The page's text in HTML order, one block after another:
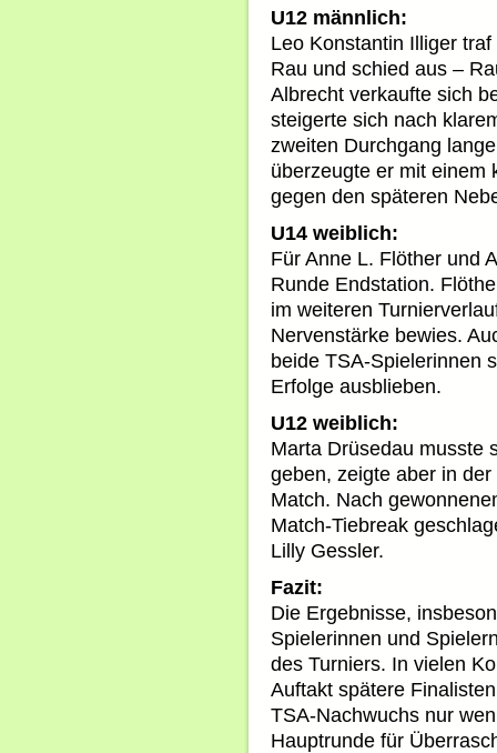
U12 männlich:
Leo Konstantin Illiger
Rau und schied aus –
Albrecht verkaufte sich
steigerte sich nach
zweiten Durchgang
überzeugte er mit einem
gegen den späteren
U14 weiblich:
Für Anne L. Flöther und
Runde Endstation.
im weiteren
Nervenstärke bewies.
beide TSA-Spielerinnen
Erfolge ausblieben.
U12 weiblich:
Marta Drüsedau musste
geben, zeigte aber in
Match. Nach
Match-Tiebreak
Lilly Gessler.
Fazit:
Die Ergebnisse,
Spielerinnen und
des Turniers. In vielen
Auftakt spätere
TSA-Nachwuchs nur
Hauptrunde für